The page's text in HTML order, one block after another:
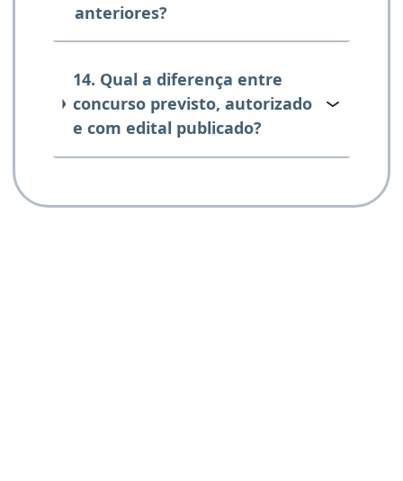
anteriores?
14. Qual a diferença entre
concurso previsto, autorizado
e com edital publicado?